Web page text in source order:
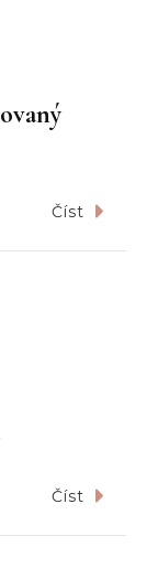
Číst
Číst